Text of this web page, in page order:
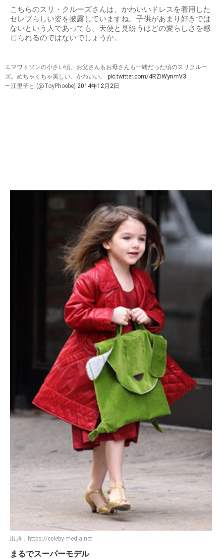
こちらのスリ・クルーズさんは、かわいいドレスを着用した
セレブらしい姿を披露していますね。子供があまり好きでは
ないという人であっても、天使と見紛うほどの愛らしさを感
じられるのではないでしょうか。
エマワトソンの小さい頃、お父さんもお母さんも一緒だった頃のスリクルー
ズ。めちゃくちゃ美しい、かわいい。 pic.twitter.com/4RZiWynmV3
— 江里子と (@ToyPhoebe) 2014年12月2日
出典： https://celeby-media.net
まるでスーパーモデル